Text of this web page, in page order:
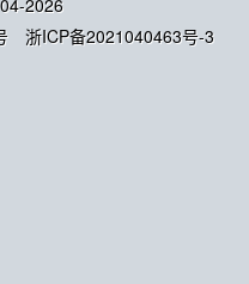
2026
浙ICP备2021040463号-3